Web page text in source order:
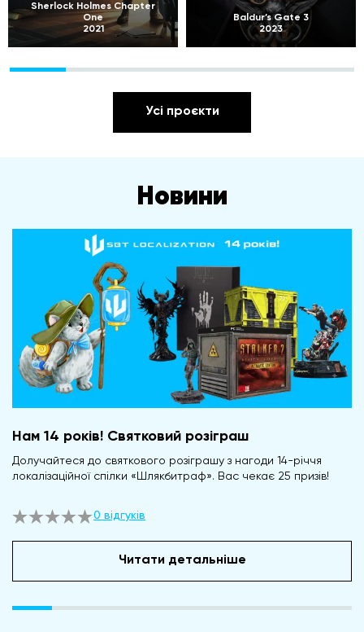
Sherlock Holmes Chapter
One
2021
Baldur’s Gate 3
2023
Усі проєкти
Новини
Нам 14 років! Святковий розіграш
Долучайтеся до святкового розіграшу з нагоди 14-річчя
локалізаційної спілки «Шлякбитраф». Вас чекає 25 призів!
0 відгуків
Читати детальніше